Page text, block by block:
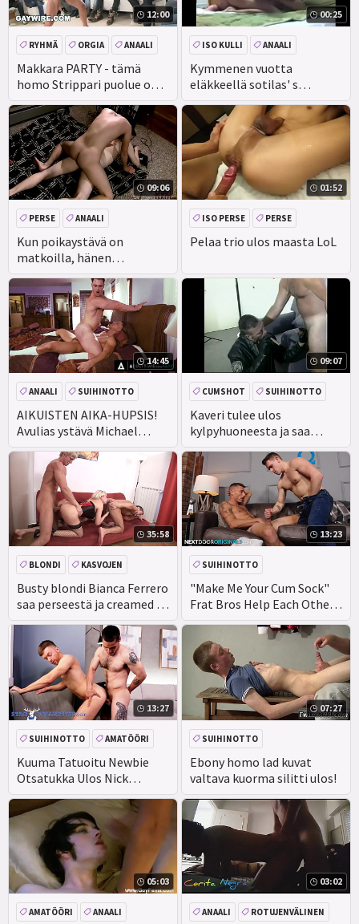
12:00
Makkara PARTY - tämä
homo Strippari puolue on
käsistä!
RYHMÄ ORGIA ANAALI
00:25
Kymmenen vuotta
eläkkeellä sotilas' s
penniless out 1
ISO KULLI ANAALI
09:06
Kun poikaystävä on
matkoilla, hänen
perseensä kelpaa.
PERSE
ANAALI
CUMSHOT
SUIHINOTTO
01:52
Pelaa trio ulos maasta LoL
ISO PERSE
PERSE
AASIAN
SUIHINOTTO
14:45
AIKUISTEN AIKA-HUPSIS!
Avulias ystävä Michael
Boston imee VENOM pois
Vaellus kaveri' s valtava
munaa!
ANAALI
SUIHINOTTO
CEEINJECT. GEN! EV
TODELLISUUS
09:07
Kaveri tulee ulos
kylpyhuoneesta ja saa
jäykän kullinsa, jonka
komea kaveri imee nahkaa
CUMSHOT
SUIHINOTTO
YHTENÄINEN
CEEINJECT. GEN! EV
35:58
Busty blondi Bianca Ferrero
saa perseestä ja creamed 2
bi nastat kaikki ulos 3some
BLONDI
KASVOJEN
SUIHINOTTO
KOLMISTAAN
13:23
"Make Me Your Cum Sock"
Frat Bros Help Each Other
Out - NextDoorStudios
SUIHINOTTO
CEEINJECT. GEN! EV
ISO KULLI
13:27
Kuuma Tatuoitu Newbie
Otsatukka Ulos Nick
Thompson
SUIHINOTTO
AMATÖÖRI
CEEINJECT. GEN! EV
ENSIMMÄISTÄ KERTAA
07:27
Ebony homo lad kuvat
valtava kuorma silitti ulos!
SUIHINOTTO
05:03
AMATÖÖRI
ANAALI
03:02
ANAALI
ROTUJENVÄLINEN